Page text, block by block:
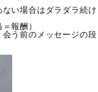
い場合はダラダラ続け
報酬）
う前のメッセージの段